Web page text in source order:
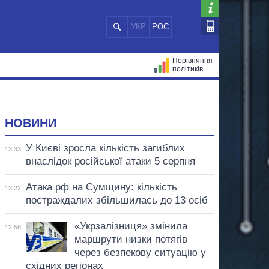
УКР РОС
Порівняння
політиків
НОВИНИ
13:33
У Києві зросла кількість загиблих
внаслідок російської атаки 5 серпня
13:22
Атака рф на Сумщину: кількість
постраждалих збільшилась до 13 осіб
12:58
«Укрзалізниця» змінила
маршрути низки потягів
через безпекову ситуацію у
східних регіонах